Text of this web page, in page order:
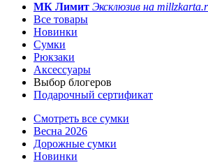
МК Лимит Эксклюзив на
Все товары
Новинки
Сумки
Рюкзаки
Аксессуары
Выбор блогеров
Подарочный сертификат
Смотреть все сумки
Весна 2026
Дорожные сумки
Новинки